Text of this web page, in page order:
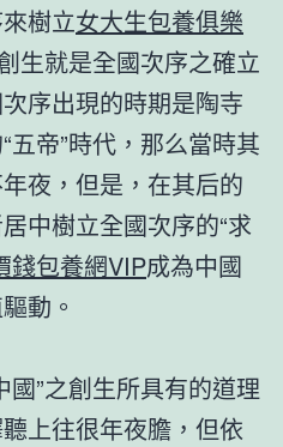
樹立女大生包養俱樂
生就是全國次序之確立
序出現的時期是陶寺
五帝”時代，那么當時其
夜，但是，在其后的
中樹立全國次序的“求
錢包養網VIP成為中國
動。
國”之創生所具有的道理
上往很年夜膽，但依